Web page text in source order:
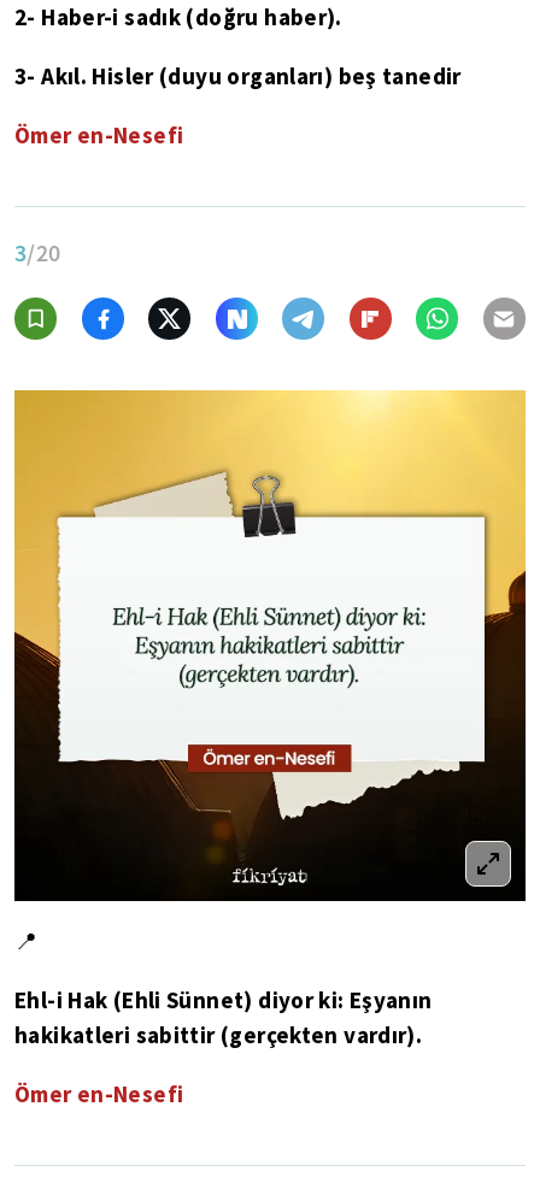
2- Haber-i sadık (doğru haber).
3- Akıl. Hisler (duyu organları) beş tanedir
Ömer en-Nesefi
3/20
📍
Ehl-i Hak (Ehli Sünnet) diyor ki: Eşyanın
hakikatleri sabittir (gerçekten vardır).
Ömer en-Nesefi